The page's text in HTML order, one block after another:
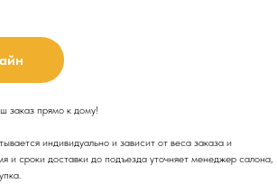
заказ прямо к дому!
индивидуально и зависит от веса заказа и
и сроки доставки до подъезда уточняет менеджер салона,